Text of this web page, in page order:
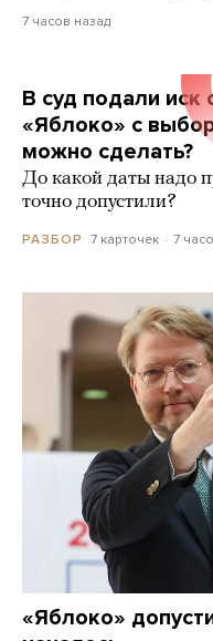
7 часов назад
В суд подали иск
«Яблоко» с
можно сделать?
До какой даты надо
точно допустили?
РАЗБОР 7 карточек 7
«Яблоко»